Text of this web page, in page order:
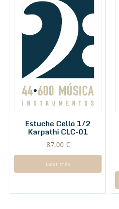
Estuche Cello 1/2
Karpathi CLC-01
87,00 €
Leer más